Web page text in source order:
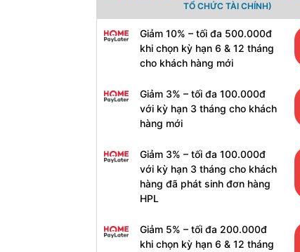
TỔ CHỨC TÀI CHÍNH)
Giảm 10% – tối đa 500.000đ
khi chọn kỳ hạn 6 & 12 tháng
cho khách hàng mới
Giảm 3% – tối đa 100.000đ
với kỳ hạn 3 tháng cho khách
hàng mới
Giảm 3% – tối đa 100.000đ
với kỳ hạn 3 tháng cho khách
hàng đã phát sinh đơn hàng
HPL
Giảm 5% – tối đa 200.000đ
khi chọn kỳ hạn 6 & 12 tháng